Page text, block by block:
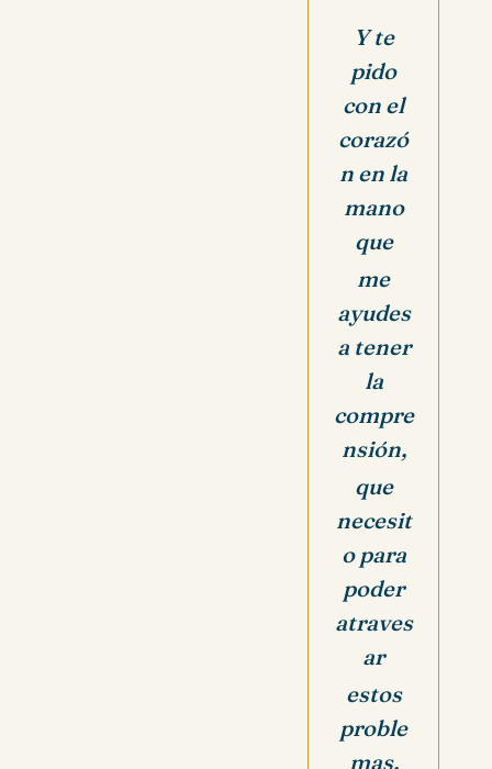
Y te
pido
con el
corazó
n en la
mano
que
me
ayudes
a tener
la
compre
nsión,
que
necesit
o para
poder
atraves
ar
estos
proble
mas,